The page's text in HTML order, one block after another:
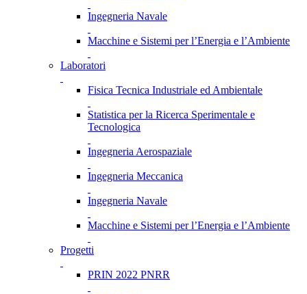
Ingegneria Navale
Macchine e Sistemi per l’Energia e l’Ambiente
Laboratori
Fisica Tecnica Industriale ed Ambientale
Statistica per la Ricerca Sperimentale e
Tecnologica
Ingegneria Aerospaziale
Ingegneria Meccanica
Ingegneria Navale
Macchine e Sistemi per l’Energia e l’Ambiente
Progetti
PRIN 2022 PNRR